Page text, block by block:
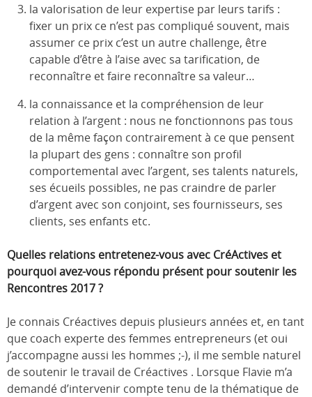
la valorisation de leur expertise par leurs tarifs :
fixer un prix ce n’est pas compliqué souvent, mais
assumer ce prix c’est un autre challenge, être
capable d’être à l’aise avec sa tarification, de
reconnaître et faire reconnaître sa valeur…
la connaissance et la compréhension de leur
relation à l’argent : nous ne fonctionnons pas tous
de la même façon contrairement à ce que pensent
la plupart des gens : connaître son profil
comportemental avec l’argent, ses talents naturels,
ses écueils possibles, ne pas craindre de parler
d’argent avec son conjoint, ses fournisseurs, ses
clients, ses enfants etc.
Quelles relations entretenez-vous avec CréActives et
pourquoi avez-vous répondu présent pour soutenir les
Rencontres 2017 ?
Je connais Créactives depuis plusieurs années et, en tant
que coach experte des femmes entrepreneurs (et oui
j’accompagne aussi les hommes ;-), il me semble naturel
de soutenir le travail de Créactives . Lorsque Flavie m’a
demandé d’intervenir compte tenu de la thématique de